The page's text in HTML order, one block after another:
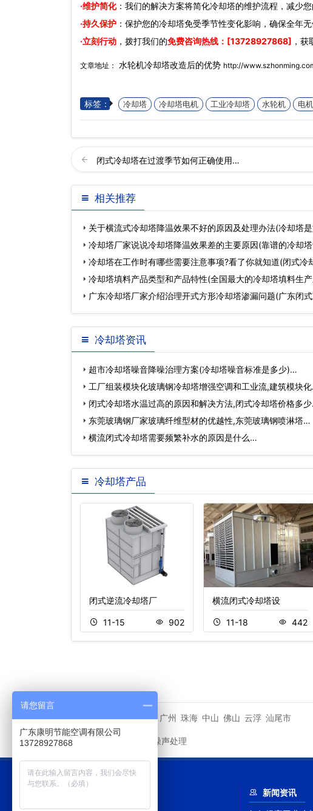
·维护简化：我们的解决方案将简化冷却塔的维护流程，减少您
·持久保护 ：保护您的冷却塔免受季节性变化影响，确保全年无
·立刻行动 ，拨打我们的免费咨询热线：[13728927868] ，获
文章地址： 水轮机冷却塔改造后的优势 http://
标签： 冷却塔 冷却塔电机 工业冷却塔 水轮机 电机
闭式冷却塔在过渡季节如何正确使用…
相关推荐
关于横流式冷却塔降温效果不好的原因及处理办法(冷却塔
冷却塔厂家说说冷却塔降温效果差的主要原因(靠谱的冷却
冷却塔在工作时有哪些需要注意事项?看了你就知道(闭式冷
冷却塔填料产品类型和产品特性(全国最大的冷却塔填料生
广东冷却塔厂家介绍治理开式方形冷却塔渗漏问题(广东闭
冷却塔资讯
超市冷却塔噪音降噪治理方案(冷却塔噪音标准是多少)…
工厂组装模块化玻璃钢冷却塔增强空调和工业流,建筑模块化
组…闭式冷却塔水温过高的原因和解决方法,闭式冷却塔价格多少
钱…东莞玻璃钢厂家玻璃纤维型材的优越性,东莞玻璃钢喷淋塔…
横流闭式冷却塔需要频繁补水的原因是什么…
冷却塔产品
闭式逆流冷却塔厂
11-15 902
横流闭式冷却塔设
11-18 442
相关城市 潮州市 广州 珠海 中山 佛山 云浮 汕尾市
冷却塔噪声处理
新闻资讯
请您留言
广东康明节能空调有限公司
13728927868